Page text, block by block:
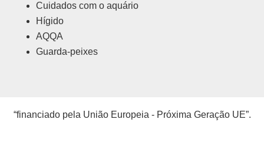
Cuidados com o aquário
Hígido
AQQA
Guarda-peixes
“financiado pela União Europeia - Próxima Geração UE”.